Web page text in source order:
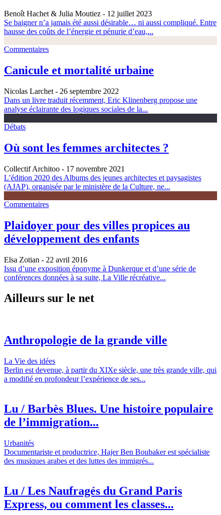
Benoît Hachet & Julia Moutiez - 12 juillet 2023
Se baigner n’a jamais été aussi désirable… ni aussi compliqué. Entre
hausse des coûts de l’énergie et pénurie d’eau,...
Commentaires
Canicule et mortalité urbaine
Nicolas Larchet - 26 septembre 2022
Dans un livre traduit récemment, Eric Klinenberg propose une
analyse éclairante des logiques sociales de la...
Débats
Où sont les femmes architectes ?
Collectif Architoo - 17 novembre 2021
L’édition 2020 des Albums des jeunes architectes et paysagistes
(AJAP), organisée par le ministère de la Culture, ne...
Commentaires
Plaidoyer pour des villes propices au
développement des enfants
Elsa Zotian - 22 avril 2016
Issu d’une exposition éponyme à Dunkerque et d’une série de
conférences données à sa suite, La Ville récréative...
Ailleurs sur le net
Anthropologie de la grande ville
La Vie des idées
Berlin est devenue, à partir du XIXe siècle, une très grande ville, qui
a modifié en profondeur l’expérience de ses...
Lu / Barbès Blues. Une histoire populaire
de l’immigration...
Urbanités
Documentariste et productrice, Hajer Ben Boubaker est spécialiste
des musiques arabes et des luttes des immigrés...
Lu / Les Naufragés du Grand Paris
Express, ou comment les classes...